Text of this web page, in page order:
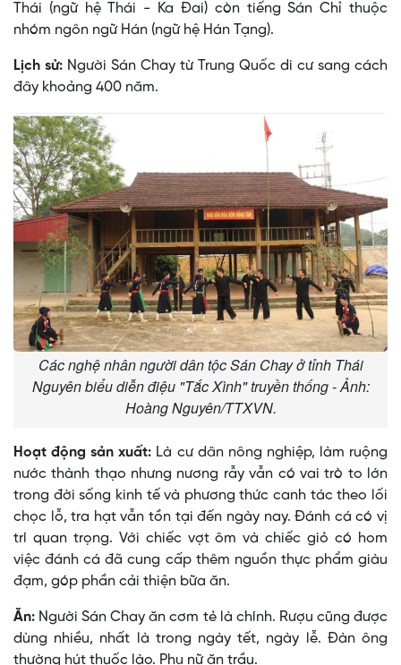
Thái (ngữ hệ Thái - Ka Ðai) còn tiếng Sán Chỉ thuộc
nhóm ngôn ngữ Hán (ngữ hệ Hán Tạng).
Lịch sử: Người Sán Chay từ Trung Quốc di cư sang cách
đây khoảng 400 năm.
Các nghệ nhân người dân tộc Sán Chay ở tỉnh Thái
Nguyên biểu diễn điệu "Tắc Xình" truyền thống - Ảnh:
Hoàng Nguyên/TTXVN.
Hoạt động sản xuất: Là cư dân nông nghiệp, làm ruộng
nước thành thạo nhưng nương rẫy vẫn có vai trò to lớn
trong đời sống kinh tế và phương thức canh tác theo lối
chọc lỗ, tra hạt vẫn tồn tại đến ngày nay. Ðánh cá có vị
trí quan trọng. Với chiếc vợt ôm và chiếc giỏ có hom
việc đánh cá đã cung cấp thêm nguồn thực phẩm giàu
đạm, góp phần cải thiện bữa ăn.
Ăn: Người Sán Chay ăn cơm tẻ là chính. Rượu cũng được
dùng nhiều, nhất là trong ngày tết, ngày lễ. Ðàn ông
thường hút thuốc lào. Phụ nữ ăn trầu.